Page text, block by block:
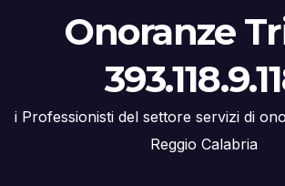
Onoranze
i Professionisti del settore servizi di
Reggio Calabria